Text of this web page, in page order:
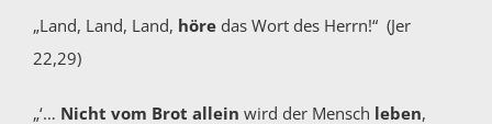
„Land, Land, Land, höre das Wort des Herrn!“ (Jer
22,29)
„‘… Nicht vom Brot allein wird der Mensch leben,